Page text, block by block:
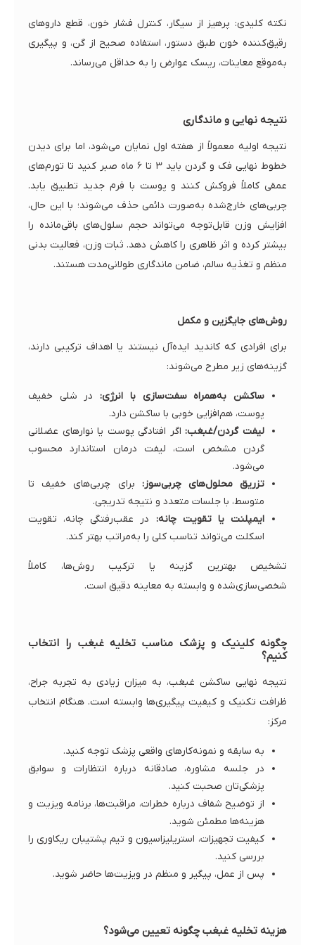
نکته کلیدی: پرهیز از سیگار، کنترل فشار خون، قطع داروهای
رقیق‌کننده خون طبق دستور، استفاده صحیح از گن، و پیگیری
به‌موقع معاینات، ریسک عوارض را به حداقل می‌رساند.
نتیجه‌ نهایی و ماندگاری
نتیجه اولیه معمولاً از هفته اول نمایان می‌شود، اما برای دیدن
خطوط نهایی فک و گردن باید ۳ تا ۶ ماه صبر کنید تا تورم‌های
عمقی کاملاً فروکش کنند و پوست با فرم جدید تطبیق یابد.
چربی‌های خارج‌شده به‌صورت دائمی حذف می‌شوند؛ با این حال،
افزایش وزن قابل‌توجه می‌تواند حجم سلول‌های باقی‌مانده را
بیشتر کرده و اثر ظاهری را کاهش دهد. ثبات وزن، فعالیت بدنی
منظم و تغذیه سالم، ضامن ماندگاری طولانی‌مدت هستند.
روش‌های جایگزین و مکمل
برای افرادی که کاندید ایده‌آل نیستند یا اهداف ترکیبی دارند،
گزینه‌های زیر مطرح می‌شوند:
ساکشن به‌همراه سفت‌سازی با انرژی:در شلی خفیف
پوست، هم‌افزایی خوبی با ساکشن دارد.
لیفت گردن/غبغب:اگر افتادگی پوست یا نوارهای عضلانی
گردن مشخص است، لیفت درمان استاندارد محسوب
می‌شود.
تزریق محلول‌های چربی‌سوز: برای چربی‌های خفیف تا
متوسط، با جلسات متعدد و نتیجه تدریجی.
ایمپلنت یا تقویت چانه: در عقب‌رفتگی چانه، تقویت
اسکلت می‌تواند تناسب کلی را به‌مراتب بهتر کند.
تشخیص بهترین گزینه یا ترکیب روش‌ها، کاملاً
شخصی‌سازی‌شده و وابسته به معاینه دقیق است.
چگونه کلینیک و پزشک مناسب تخلیه غبغب را انتخاب
کنیم؟
نتیجه نهایی ساکشن غبغب، به میزان زیادی به تجربه جراح،
ظرافت تکنیک و کیفیت پیگیری‌ها وابسته است. هنگام انتخاب
مرکز:
به سابقه و نمونه‌کارهای واقعی پزشک توجه کنید.
در جلسه مشاوره، صادقانه درباره انتظارات و سوابق
پزشکی‌تان صحبت کنید.
از توضیح شفاف درباره خطرات، مراقبت‌ها، برنامه ویزیت و
هزینه‌ها مطمئن شوید.
کیفیت تجهیزات، استریلیزاسیون و تیم پشتیبان ریکاوری را
بررسی کنید.
پس از عمل، پیگیر و منظم در ویزیت‌ها حاضر شوید.
هزینه تخلیه غبغب چگونه تعیین می‌شود؟